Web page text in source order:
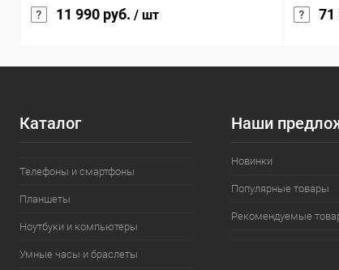
11 990 руб. / шт 71
Каталог
Телефоны и смартфоны
Планшеты
Ноутбуки и компьютеры
Умные часы и браслеты
Наши
Новинки
Популярные товары
Рекомендуемые